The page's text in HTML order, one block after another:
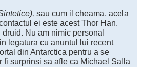
sau cum il cheama, acela
ei este acest Thor Han.
Nu am nimic personal
legatura cu anuntul lui recent
din Antarctica pentru a se
fi surprinsi sa afle ca Michael Salla